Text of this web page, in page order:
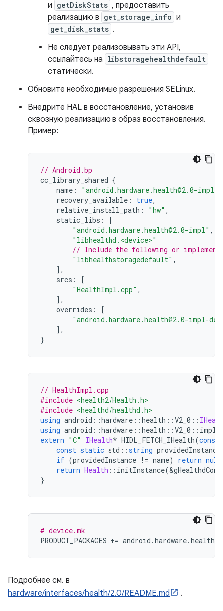
и getDiskStats , предоставить
реализацию в get_storage_info и
get_disk_stats .
Не следует реализовывать эти API,
ссылайтесь на libstoragehealthdefault
статически.
Обновите необходимые разрешения SELinux.
Внедрите HAL в восстановление, установив
сквозную реализацию в образ восстановления.
Пример:
// Android.bp
cc_library_shared {
name :
"android.hardware.health@2.0-impl-
recovery_available : true,
relative_install_path : "hw" ,
static_libs :
[
"android.hardware.health@2.0-impl" ,
"libhealthd.<device>"
// Include the following or
"libhealthstoragedefault" ,
],
srcs :
[
"HealthImpl.cpp" ,
],
overrides :
[
"android.hardware.health@2.0-impl-
],
}
// HealthImpl.cpp
#include <health2/Health.h>
#include <healthd/healthd.h>
using android ::hardware ::health ::V2_0 ::
using android ::hardware ::health ::V2_0 ::
extern "C" IHealth* HIDL_FETCH_IHealth(const
const static std ::string providedInstance
if (providedInstance != name) return
return Health :: initInstance(&
}
# device.mk
PRODUCT_PACKAGES += android .hardware.health@2
Подробнее см. в
hardware/interfaces/health/2.0/README.md
.